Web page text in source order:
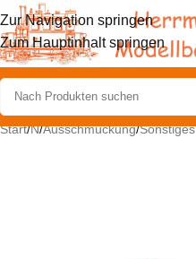
Zur Navigation springen
Zum Hauptinhalt springen
Start/N/Ausschmückung/Sonstiges